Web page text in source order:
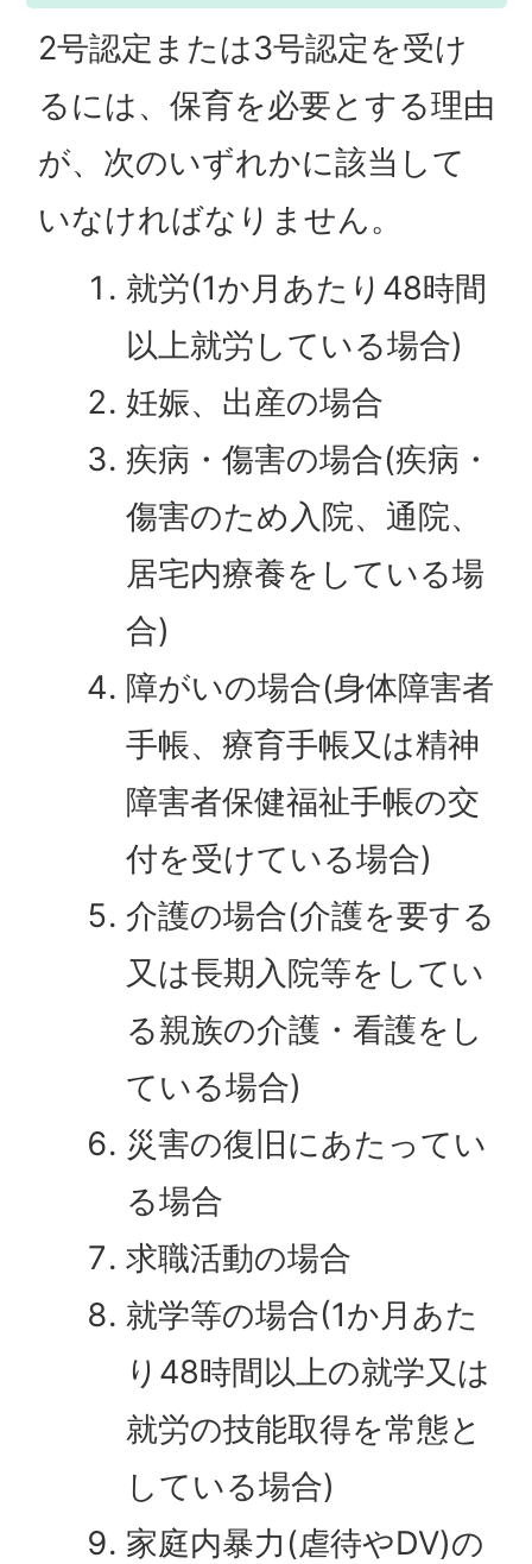
2号認定または3号認定を受け
るには、保育を必要とする理由
が、次のいずれかに該当して
いなければなりません。
就労(1か月あたり48時間
以上就労している場合)
妊娠、出産の場合
疾病・傷害の場合(疾病・
傷害のため入院、通院、
居宅内療養をしている場
合)
障がいの場合(身体障害者
手帳、療育手帳又は精神
障害者保健福祉手帳の交
付を受けている場合)
介護の場合(介護を要する
又は長期入院等をしてい
る親族の介護・看護をし
ている場合)
災害の復旧にあたってい
る場合
求職活動の場合
就学等の場合(1か月あた
り48時間以上の就学又は
就労の技能取得を常態と
している場合)
家庭内暴力(虐待やDV)の